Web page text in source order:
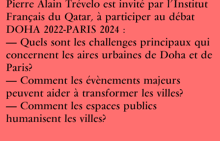
Pierre Alain Trévelo est invité par l’Institut
Français du Qatar, à participer au débat
DOHA 2022-PARIS 2024 :
Quels sont les challenges principaux qui
concernent les aires urbaines de Doha et de
Paris?
Comment les évènements majeurs
peuvent aider à transformer les villes?
Comment les espaces publics
humanisent les villes?